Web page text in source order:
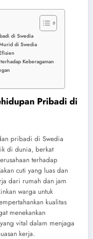
di Swedia
di Swedia
Keberagaman
Pribadi di
pribadi di Swedia
di dunia, berkat
terhadap
cuti yang luas dan
dari rumah dan jam
warga untuk
kualitas
menekankan
vital dalam menjaga
kerja.